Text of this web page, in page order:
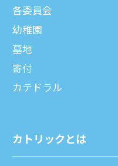
各委員会
幼稚園
墓地
寄付
カテドラル
カトリックとは